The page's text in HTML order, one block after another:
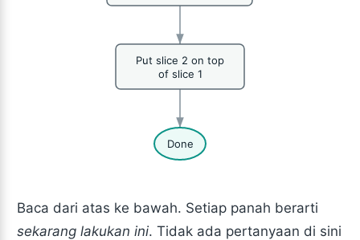
Put slice 2 on top
of slice 1
Done
Baca dari atas ke bawah. Setiap panah berarti
sekarang lakukan ini. Tidak ada pertanyaan di sini